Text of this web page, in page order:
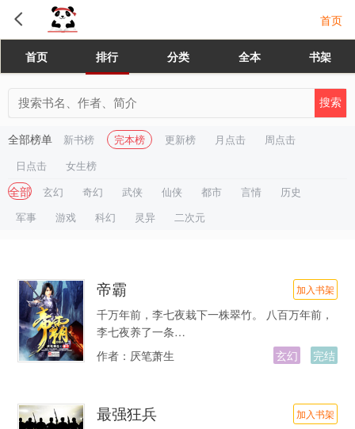
首页
首页 排行 分类 全本 书架
全部榜单 新书榜 完本榜 更新榜 月点击
周点击
日点击
女生榜
全部 玄幻 奇幻 武侠 仙侠 都市 言情
历史
军事
游戏 科幻 灵异 二次元
帝霸 加入书架
千万年前，李七夜栽下一株翠竹。 八百万年前，
李七夜养了一条…
作者： 厌笔萧生 玄幻 完结
最强狂兵 加入书架